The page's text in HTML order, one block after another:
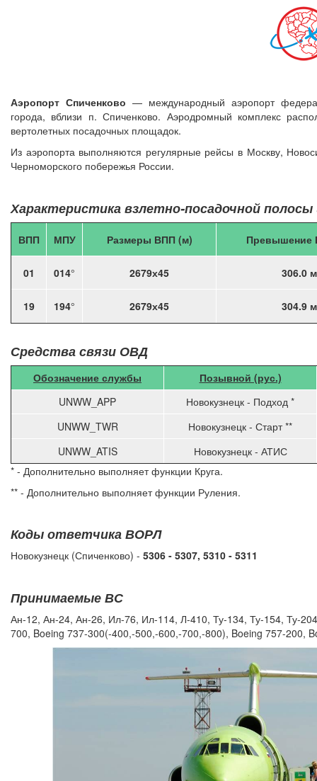
Аэропорт Спиченково — международный аэропорт
города, вблизи п. Спиченково. Аэродромный комплекс
вертолетных посадочных площадок.
Из аэропорта выполняются регулярные рейсы в Москву,
Черноморского побережья России.
Характеристика взлетно-посадочной полосы
ВПП МПУ Размеры ВПП (м) Превышение
01 014° 2679х45 306.0 м
19 194° 2679х45 304.9 м
Средства связи ОВД
Обозначение службы
Позывной (рус.)
UNWW_APP
Новокузнецк - Подход *
UNWW_TWR
Новокузнецк - Старт **
UNWW_ATIS
Новокузнецк - АТИС
* - Дополнительно выполняет функции Круга.
** - Дополнительно выполняет функции Руления.
Коды ответчика ВОРЛ
Новокузнецк (Спиченково) - 5306 - 5307, 5310 - 5311
Принимаемые ВС
Ан-12, Ан-24, Ан-26, Ил-76, Ил-114, Л-410, Ту-134, Ту-154, Ту-
700, Boeing 737-300(-400,-500,-600,-700,-800), Boeing 757-200,